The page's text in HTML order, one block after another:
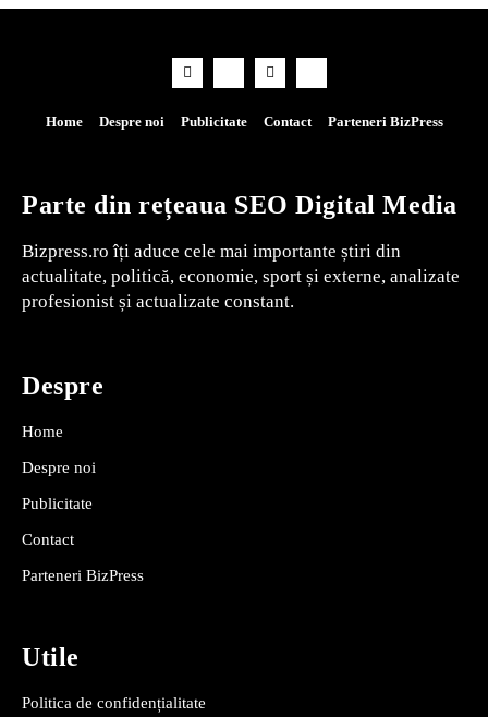
Home Despre noi Publicitate Contact Parteneri BizPress
Parte din rețeaua SEO Digital Media
Bizpress.ro îți aduce cele mai importante știri din
actualitate, politică, economie, sport și externe, analizate
profesionist și actualizate constant.
Despre
Home
Despre noi
Publicitate
Contact
Parteneri BizPress
Utile
Politica de confidențialitate